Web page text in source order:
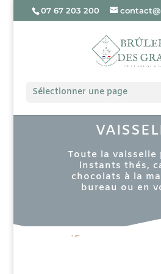
07 67 203 200
Sélectionner une page
Toute la vaisselle
instants thés,
chocolats à la
bureau ou en
Catégories